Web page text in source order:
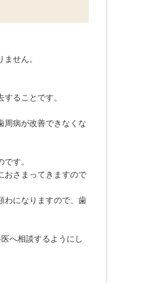
せん。
ることです。
周病が改善できなくな
す。
おさまってきますので
わになりますので、歯
へ相談するようにし